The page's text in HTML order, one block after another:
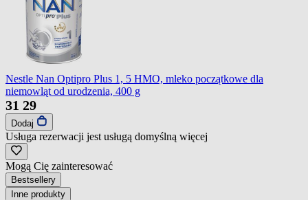
Nestle Nan Optipro Plus 1, 5 HMO, mleko początkowe dla
niemowląt od urodzenia, 400 g
31 29
Dodaj
Usługa rezerwacji jest usługą domyślną więcej
Mogą Cię zainteresować
Bestsellery
Inne produkty